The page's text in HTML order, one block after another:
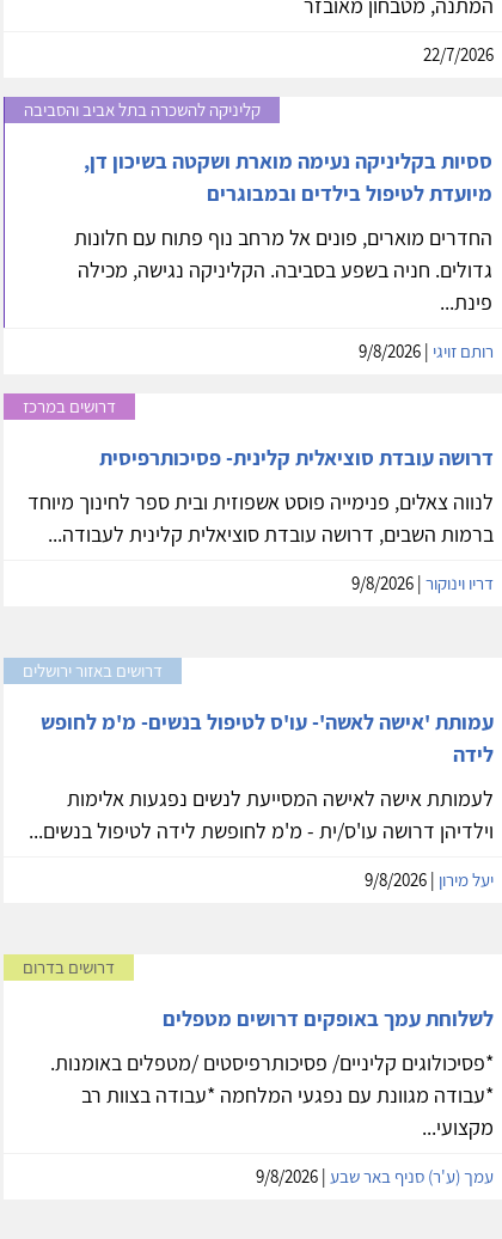
המתנה, מטבחון מאובזר
22/7/2026
קליניקה להשכרה בתל אביב והסביבה
ססיות בקליניקה נעימה מוארת ושקטה בשיכון דן,
מיועדת לטיפול בילדים ובמבוגרים
החדרים מוארים, פונים אל מרחב נוף פתוח עם חלונות
גדולים. חניה בשפע בסביבה. הקליניקה נגישה, מכילה
פינת...
רותם זויגי
דרושים במרכז
דרושה עובדת סוציאלית קלינית- פסיכותרפיסית
לנווה צאלים, פנימייה פוסט אשפוזית ובית ספר לחינוך מיוחד
ברמות השבים, דרושה עובדת סוציאלית קלינית לעבודה...
דריו וינוקור| 9/8/2026
דרושים באזור ירושלים
עמותת 'אישה לאשה'- עו'ס לטיפול בנשים- מ'מ לחופש
לידה
לעמותת אישה לאישה המסייעת לנשים נפגעות אלימות
וילדיהן דרושה עו'ס/ית - מ'מ לחופשת לידה לטיפול בנשים...
יעל מירון
דרושים בדרום
לשלוחת עמך באופקים דרושים מטפלים
*פסיכולוגים קליניים/ פסיכותרפיסטים /מטפלים באומנות.
*עבודה מגוונת עם נפגעי המלחמה *עבודה בצוות רב
מקצועי...
עמך (ע'ר) סניף באר שבע| 9/8/2026